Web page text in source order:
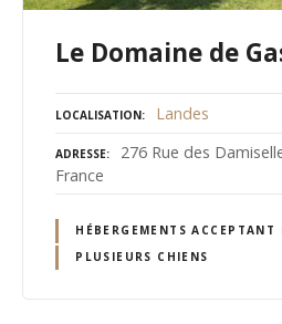
Le Domaine de
LOCALISATION Landes
ADRESSE
276 Rue des
France
HÉBERGEMENTS ACCEPTANT
PLUSIEURS CHIENS